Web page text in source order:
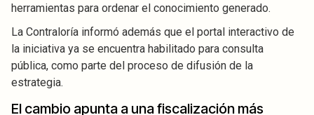
herramientas para ordenar el conocimiento generado.
La Contraloría informó además que el portal interactivo de
la iniciativa ya se encuentra habilitado para consulta
pública, como parte del proceso de difusión de la
estrategia.
El cambio apunta a una fiscalización más